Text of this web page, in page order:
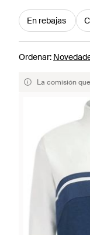
de fútbol. Hoy en
En rebajas
Ordenar:
La comisión